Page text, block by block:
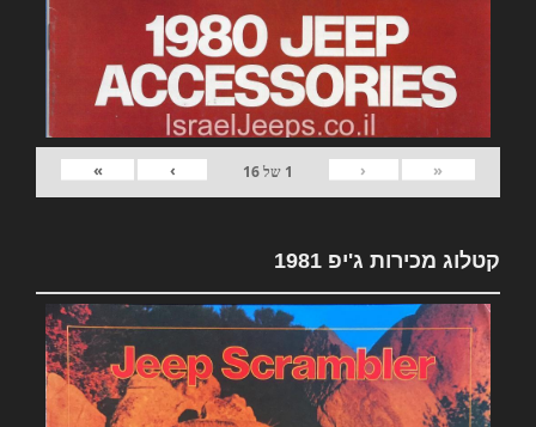
«
‹
1 של16
›
»
קטלוג מכירות ג'יפ 1981